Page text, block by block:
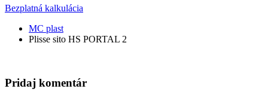
Bezplatná kalkulácia
MC plast
Plisse sito HS PORTAL 2
Pridaj komentár